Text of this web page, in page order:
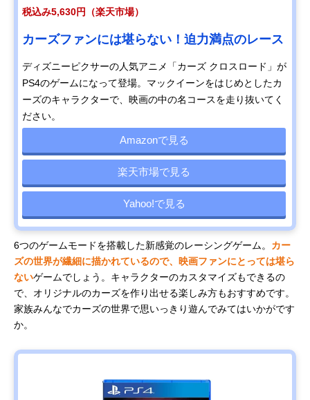
税込み5,630円（楽天市場）
カーズファンには堪らない！迫力満点のレース
ディズニーピクサーの人気アニメ「カーズ クロスロード」が
PS4のゲームになって登場。マックイーンをはじめとしたカ
ーズのキャラクターで、映画の中の名コースを走り抜いてく
ださい。
Amazonで見る
楽天市場で見る
Yahoo!で見る
6つのゲームモードを搭載した新感覚のレーシングゲーム。 カー
ズの世界が繊細に描かれているので、映画ファンにとっては堪ら
ないゲームでしょう。キャラクターのカスタマイズもできるの
で、オリジナルのカーズを作り出せる楽しみ方もおすすめです。
家族みんなでカーズの世界で思いっきり遊んでみてはいかがです
か。